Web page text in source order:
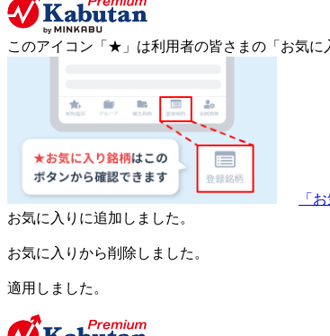
このアイコン 「★」 は利用者の皆さまの 「お気
「
お気に入りに追加しました。
お気に入りから削除しました。
適用しました。